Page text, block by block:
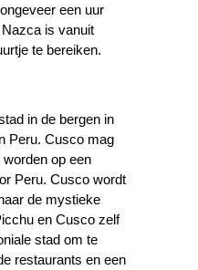
een uur
is vanuit
te bereiken.
in de bergen in
Peru. Cusco mag
op een
Peru. Cusco wordt
de mystieke
en Cusco zelf
stad om te
restaurants en een